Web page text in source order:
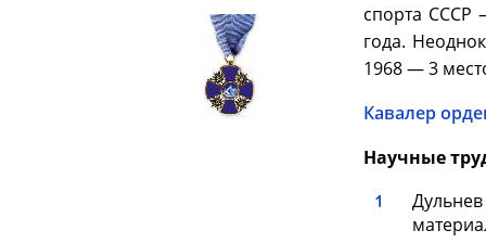
спорта СССР
года.
1968 — 3
Кавалер
Научные